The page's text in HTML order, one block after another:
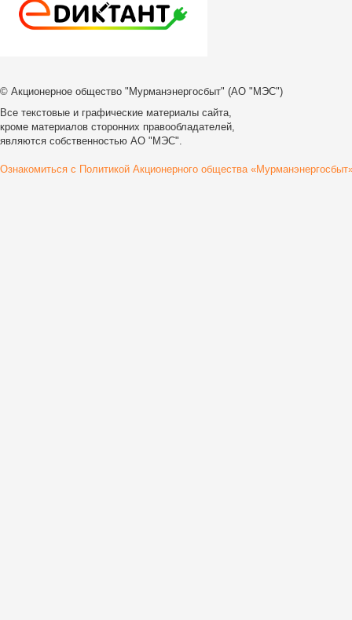
© Акционерное общество "Мурманэнергосбыт" (АО "МЭС")
Все текстовые и графические материалы сайта,
кроме материалов сторонних правообладателей,
являются собственностью АО "МЭС".
Ознакомиться с Политикой Акционерного общества